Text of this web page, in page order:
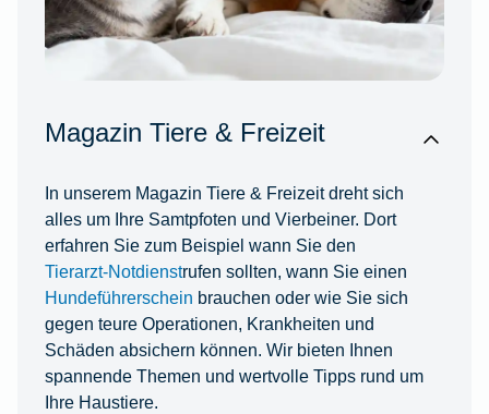
Magazin Tiere & Freizeit
In unserem Magazin Tiere & Freizeit dreht sich
alles um Ihre Samtpfoten und Vierbeiner. Dort
erfahren Sie zum Beispiel wann Sie den
Tierarzt-Notdienstrufen sollten, wann Sie einen
Hundeführerschein brauchen oder wie Sie sich
gegen teure Operationen, Krankheiten und
Schäden absichern können. Wir bieten Ihnen
spannende Themen und wertvolle Tipps rund um
Ihre Haustiere.